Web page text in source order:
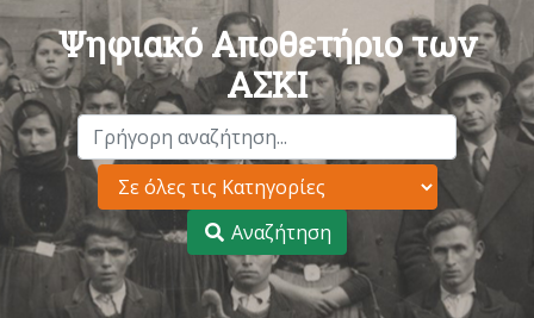
Ψηφιακό Αποθετήριο των
ΑΣΚΙ
Αναζήτηση